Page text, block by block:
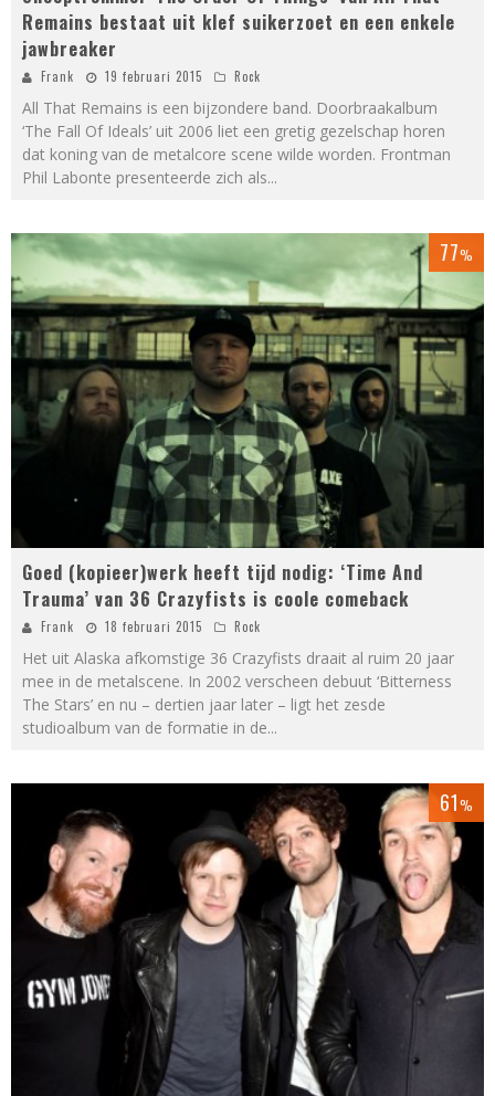
Remains bestaat uit klef suikerzoet en een enkele
jawbreaker
Frank 19 februari 2015 Rock
All That Remains is een bijzondere band. Doorbraakalbum
‘The Fall Of Ideals’ uit 2006 liet een gretig gezelschap horen
dat koning van de metalcore scene wilde worden. Frontman
Phil Labonte presenteerde zich als...
77%
Goed (kopieer)werk heeft tijd nodig: ‘Time And
Trauma’ van 36 Crazyfists is coole comeback
Frank 18 februari 2015 Rock
Het uit Alaska afkomstige 36 Crazyfists draait al ruim 20 jaar
mee in de metalscene. In 2002 verscheen debuut ‘Bitterness
The Stars’ en nu – dertien jaar later – ligt het zesde
studioalbum van de formatie in de...
61%